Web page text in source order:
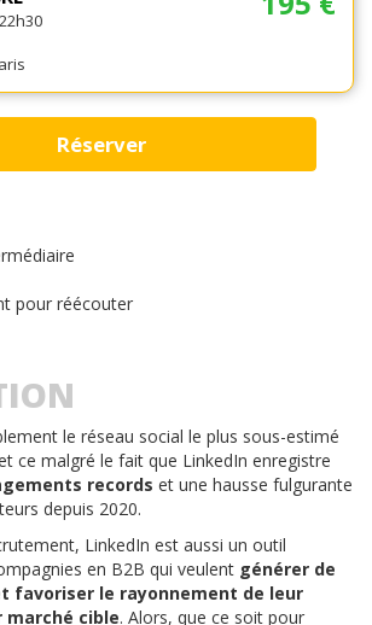
Réserver
pour réécouter
le réseau social le plus sous-estimé
ce malgré le fait que LinkedIn enregistre
records et une hausse fulgurante
depuis 2020.
LinkedIn est aussi un outil
en B2B qui veulent générer de
favoriser le rayonnement de leur
marché cible. Alors, que ce soit pour